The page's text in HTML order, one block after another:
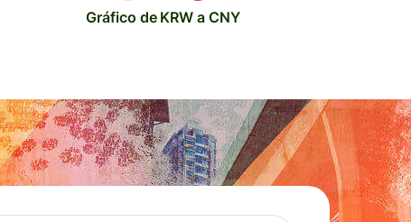
Gráfico de KRW a CNY